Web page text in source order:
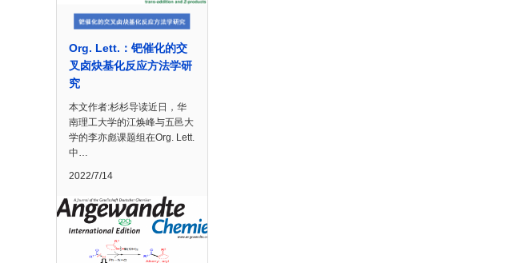
Org. Lett.：钯催化的交
叉卤炔基化反应方法学研
究
本文作者:杉杉导读近日，华
南理工大学的江焕峰与五邑大
学的李亦彪课题组在Org. Lett.
中…
2022/7/14